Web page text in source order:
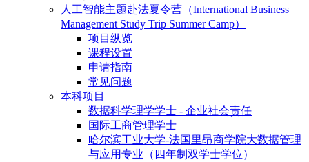
人工智能主题赴法夏令营（International Business
Management Study Trip Summer Camp）
项目纵览
课程设置
申请指南
常见问题
本科项目
数据科学理学学士 - 企业社会责任
国际工商管理学士
哈尔滨工业大学-法国里昂商学院大数据管理
与应用专业（四年制双学士学位）